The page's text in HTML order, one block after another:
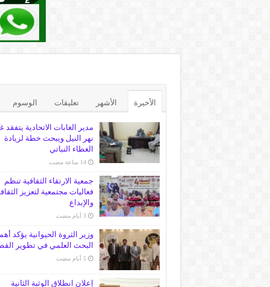
الأخيرة الأشهر تعليقات الوسوم
مدير الغابات الاتحادية يتفقد
نهر النيل ويبحث خطة لزيادة
الغطاء النباتي
‏14 ساعة مضت
جمعية الارتقاء الثقافية تنظم
فعاليات مجتمعية لتعزيز
والإبداع
‏3 أيام مضت
وزير الثروة الحيوانية يؤكد
البحث العلمي في تطوير
‏5 أيام مضت
إعلان انطلاق الوثبة الثانية